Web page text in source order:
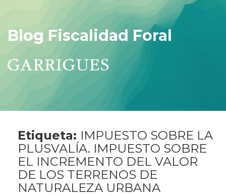
Blog Fiscalidad Foral
Etiqueta: IMPUESTO SOBRE LA
PLUSVALÍA. IMPUESTO SOBRE
EL INCREMENTO DEL VALOR
DE LOS TERRENOS DE
NATURALEZA URBANA